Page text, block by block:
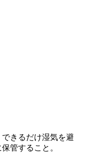
きるだけ湿気を避
管すること。